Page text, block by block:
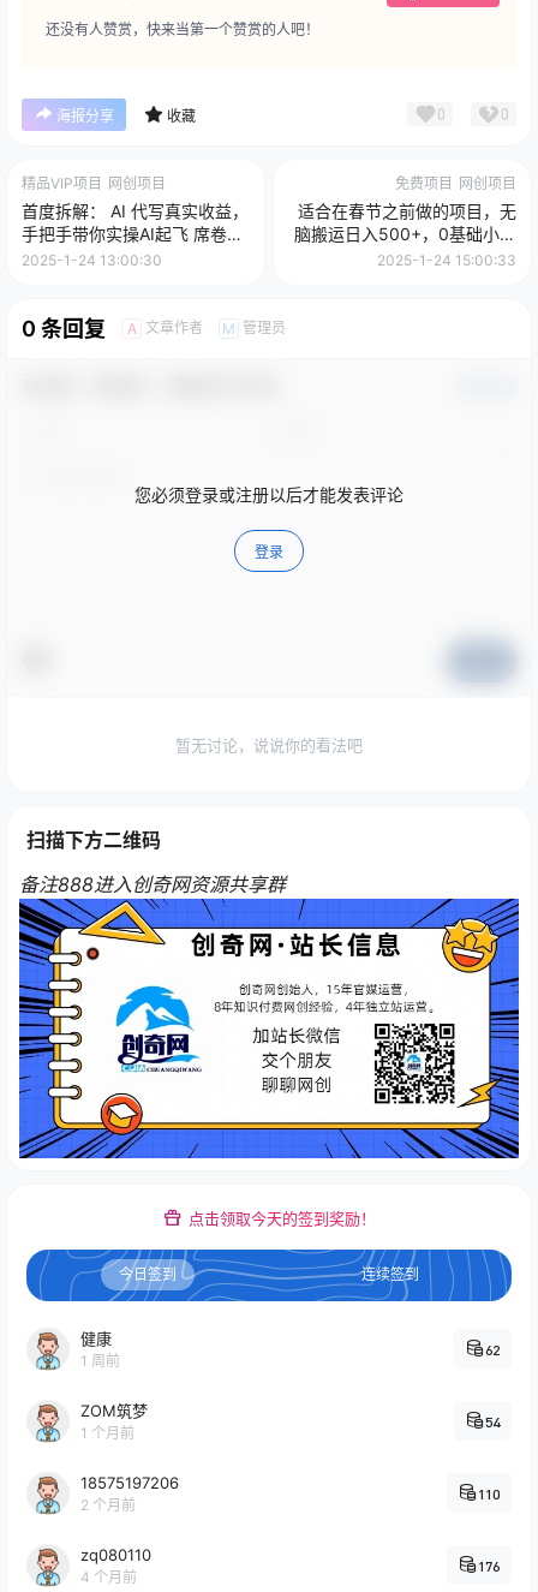
还没有人赞赏，快来当第一个赞赏的人吧！
海报分享 收藏 0 0
精品VIP项目 网创项目
首度拆解： AI 代写真实收益，
手把手带你实操AI起飞 席卷整
个行业
2025-1-24 13:00:30
免费项目 网创项目
适合在春节之前做的项目，无
脑搬运日入500+，0基础小白
也能轻松月入过万
2025-1-24 15:00:33
0 条回复 A 文章作者 M 管理员
您必须登录或注册以后才能发表评论
登录
暂无讨论，说说你的看法吧
扫描下方二维码
备注888进入创奇网资源共享群
点击领取今天的签到奖励！
今日签到 连续签到
健康
1 周前
62
ZOM筑梦
1 个月前
54
18575197206
2 个月前
110
zq080110
4 个月前
176